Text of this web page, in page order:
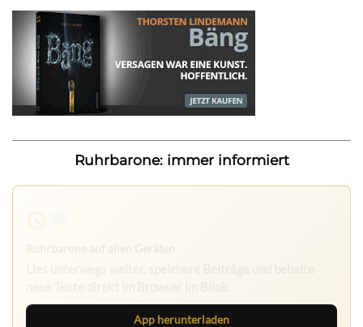
Ruhrbarone: immer informiert
App herunterladen